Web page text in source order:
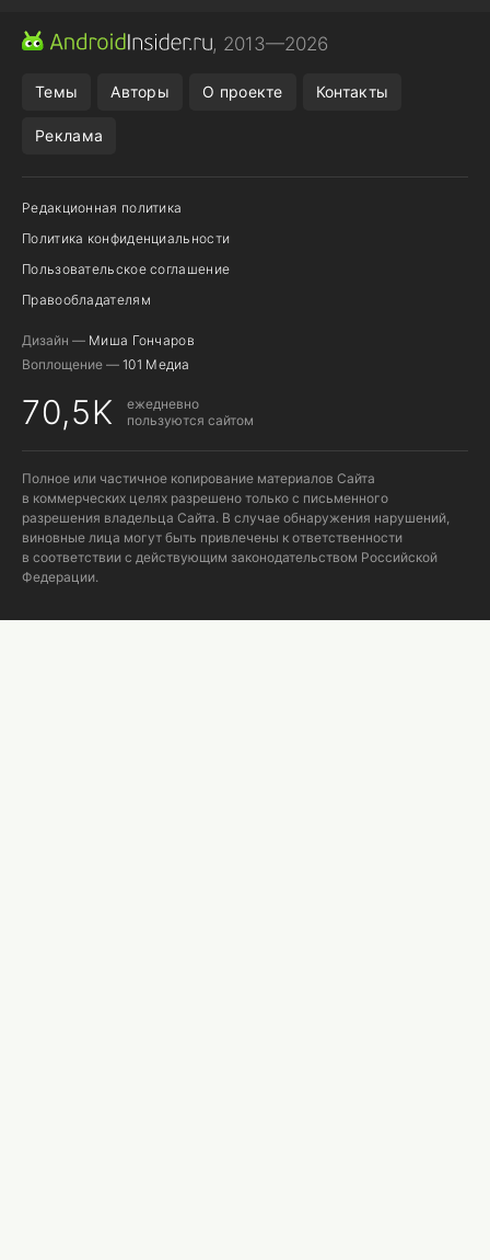
ПРИЛОЖЕНИЯ ANDROID
, 2013—2026
Темы Авторы О проекте Контакты
Реклама
Редакционная политика
Политика конфиденциальности
Пользовательское соглашение
Правообладателям
Дизайн — Миша Гончаров
Воплощение — 101 Медиа
70,5K
ежедневно
пользуются сайтом
Полное или частичное копирование материалов Сайта
в коммерческих целях разрешено только с письменного
разрешения владельца Сайта. В случае обнаружения нарушений,
виновные лица могут быть привлечены к ответственности
в соответствии с действующим законодательством Российской
Федерации.